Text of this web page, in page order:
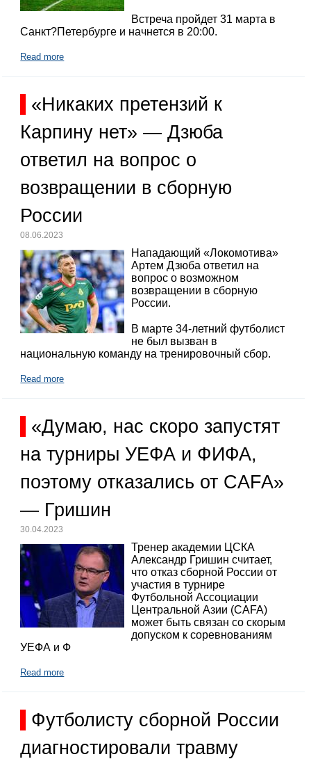
Встреча пройдет 31 марта в
Санкт?Петербурге и начнется в 20:00.
Read more
«Никаких претензий к
Карпину нет» — Дзюба
ответил на вопрос о
возвращении в сборную
России
08.06.2023
Нападающий «Локомотива»
Артем Дзюба ответил на
вопрос о возможном
возвращении в сборную
России.
В марте 34-летний футболист
не был вызван в
национальную команду на тренировочный сбор.
Read more
«Думаю, нас скоро запустят
на турниры УЕФА и ФИФА,
поэтому отказались от CAFA»
— Гришин
30.04.2023
Тренер академии ЦСКА
Александр Гришин считает,
что отказ сборной России от
участия в турнире
Футбольной Ассоциации
Центральной Азии (CAFA)
может быть связан со скорым
допуском к соревнованиям
УЕФА и Ф
Read more
Футболисту сборной России
диагностировали травму